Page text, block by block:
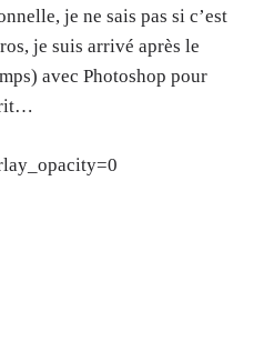
je ne sais pas si c’est
je suis arrivé après le
avec Photoshop pour